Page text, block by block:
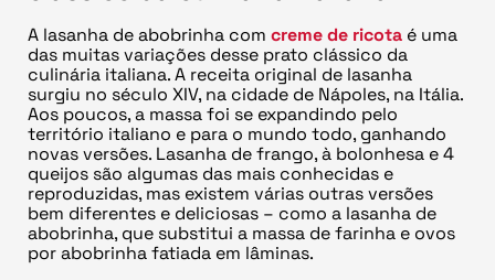
A lasanha de abobrinha com creme de ricota é uma
das muitas variações desse prato clássico da
culinária italiana. A receita original de lasanha
surgiu no século XIV, na cidade de Nápoles, na Itália.
Aos poucos, a massa foi se expandindo pelo
território italiano e para o mundo todo, ganhando
novas versões. Lasanha de frango, à bolonhesa e 4
queijos são algumas das mais conhecidas e
reproduzidas, mas existem várias outras versões
bem diferentes e deliciosas – como a lasanha de
abobrinha, que substitui a massa de farinha e ovos
por abobrinha fatiada em lâminas.